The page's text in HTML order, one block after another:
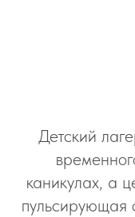
Детский
каникулах, а
пульсирующая